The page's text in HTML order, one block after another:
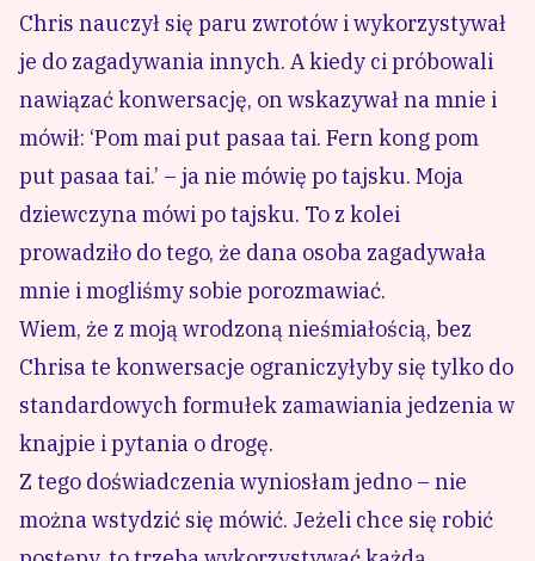
Chris nauczył się paru zwrotów i wykorzystywał
je do zagadywania innych. A kiedy ci próbowali
nawiązać konwersację, on wskazywał na mnie i
mówił: ‘Pom mai put pasaa tai. Fern kong pom
put pasaa tai.’ – ja nie mówię po tajsku. Moja
dziewczyna mówi po tajsku. To z kolei
prowadziło do tego, że dana osoba zagadywała
mnie i mogliśmy sobie porozmawiać.
Wiem, że z moją wrodzoną nieśmiałością, bez
Chrisa te konwersacje ograniczyłyby się tylko do
standardowych formułek zamawiania jedzenia w
knajpie i pytania o drogę.
Z tego doświadczenia wyniosłam jedno – nie
można wstydzić się mówić. Jeżeli chce się robić